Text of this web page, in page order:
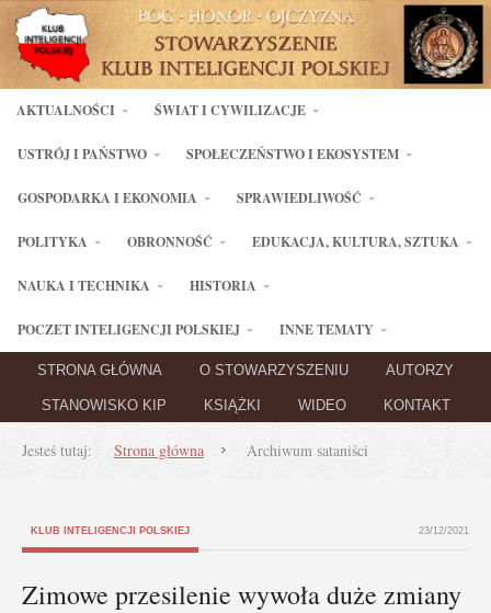
AKTUALNOŚCI ŚWIAT I CYWILIZACJE
USTRÓJ I PAŃSTWO SPOŁECZEŃSTWO I EKOSYSTEM
GOSPODARKA I EKONOMIA SPRAWIEDLIWOŚĆ
POLITYKA OBRONNOŚĆ EDUKACJA, KULTURA, SZTUKA
NAUKA I TECHNIKA HISTORIA
POCZET INTELIGENCJI POLSKIEJ INNE TEMATY
STRONA GŁÓWNA O STOWARZYSZENIU AUTORZY
STANOWISKO KIP KSIĄŻKI WIDEO KONTAKT
Jesteś tutaj: Strona główna Archiwum sataniści
KLUB INTELIGENCJI POLSKIEJ 23/12/2021
Zimowe przesilenie wywoła duże zmiany